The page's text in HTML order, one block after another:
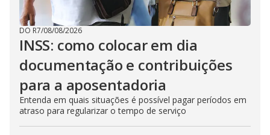
DO R7/08/08/2026
INSS: como colocar em dia
documentação e contribuições
para a aposentadoria
Entenda em quais situações é possível pagar períodos em
atraso para regularizar o tempo de serviço